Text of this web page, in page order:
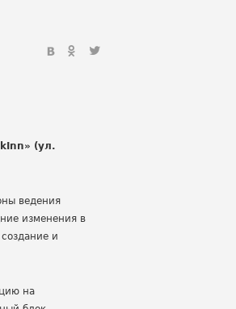
(ул.
ведения
изменения в
и
на